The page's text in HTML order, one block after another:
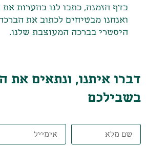
בדף הזמנה, כתבו לנו בהערות
ואנחנו מבטיחים לכתוב את
היסטרי בברכה המעוצבת שלנו.
דברו איתנו, ונתאים
בשבילכם